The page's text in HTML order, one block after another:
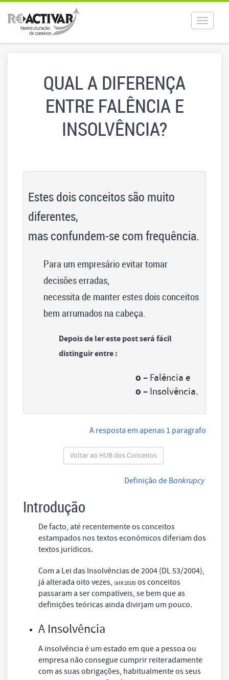
Toggle
QUAL A DIFERENÇA
ENTRE FALÊNCIA E
INSOLVÊNCIA?
Estes dois conceitos são muito
diferentes,
mas confundem-se com frequência.
Para um empresário evitar tomar
decisões erradas,
necessita de manter estes dois conceitos
bem arrumados na cabeça.
Depois de ler estepostserá fácil
distinguir entre :
o – Falência e
o – Insolvência.
A resposta em apenas 1 paragrafo
Voltar ao HUB dos Conceitos
Definição de Bankrupcy
Introdução
De facto, até recentemente os conceitos
estampados nos textos económicos diferiam dos
textos jurídicos.
Com a Lei das Insolvências de 2004 (DL 53/2004),
já alterada oito vezes, (até 2016) os conceitos
passaram a ser compatíveis, se bem que as
definições teóricas ainda divirjam um pouco.
A Insolvência
A insolvência é um estado em que a pessoa ou
empresa não consegue cumprir reiteradamente
com as suas obrigações, habitualmente os seus